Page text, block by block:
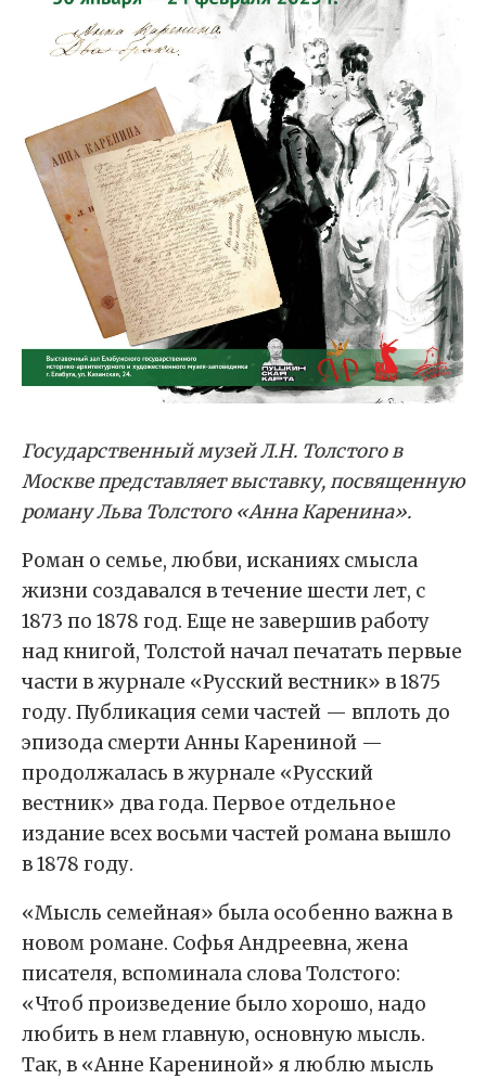
Государственный музей Л.Н. Толстого в
Москве представляет выставку, посвященную
роману Льва Толстого «Анна Каренина».
Роман о семье, любви, исканиях смысла
жизни создавался в течение шести лет, с
1873 по 1878 год. Еще не завершив работу
над книгой, Толстой начал печатать первые
части в журнале «Русский вестник» в 1875
году. Публикация семи частей — вплоть до
эпизода смерти Анны Карениной —
продолжалась в журнале «Русский
вестник» два года. Первое отдельное
издание всех восьми частей романа вышло
в 1878 году.
«Мысль семейная» была особенно важна в
новом романе. Софья Андреевна, жена
писателя, вспоминала слова Толстого:
«Чтоб произведение было хорошо, надо
любить в нем главную, основную мысль.
Так, в «Анне Карениной» я люблю мысль